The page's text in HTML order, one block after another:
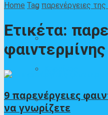
Άλλες ασθένειες
Δερματικές
Λοιμώδεις και
Home Tag παρενέργειες της
Ετικέτα:
φαιντερμίνης
9 παρενέργειες
να γνωρίζετε